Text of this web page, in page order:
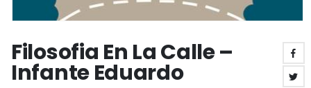
Filosofia En La Calle –
Infante Eduardo